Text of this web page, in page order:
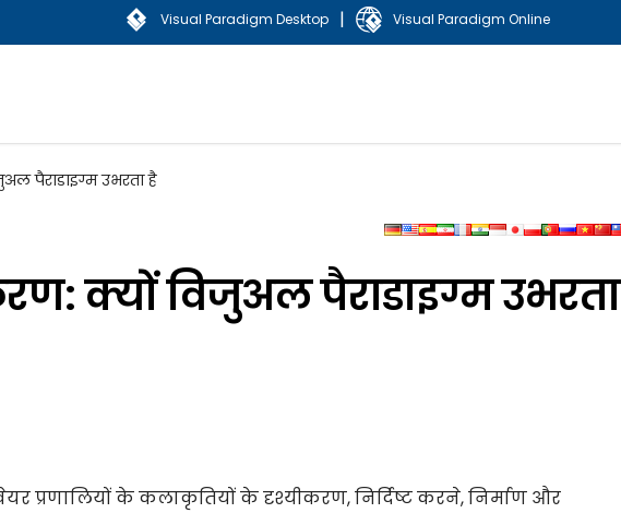
Visual Paradigm Desktop | Visual Paradigm Online
पैराडाइग्म उभरता है
क्यों विजुअल पैराडाइग्म उभरता
प्रणालियों के कलाकृतियों के दृश्यीकरण, निर्दिष्ट करने, निर्माण और